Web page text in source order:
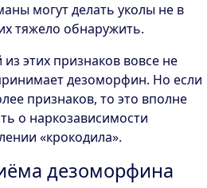
могут делать уколы не в
тяжело обнаружить.
этих признаков вовсе не
дезоморфин. Но если
признаков, то это вполне
о наркозависимости
«крокодила».
дезоморфина